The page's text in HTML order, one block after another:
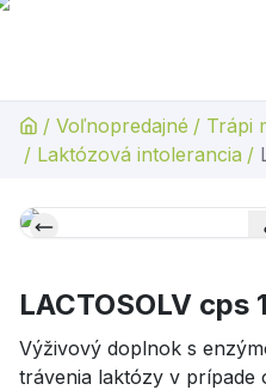
/ Voľnopredajné / Trápi
/ Laktózová intolerancia /
LACTOSOLV cps
Výživový doplnok s
trávenia laktózy v prípade